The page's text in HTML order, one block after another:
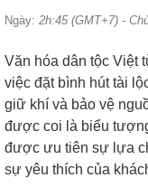
Ngày: 2h:45 (GMT+7) -
Văn hóa dân tộc Việt
việc đặt bình hút tài
giữ khí và bảo vệ
được coi là biểu
được ưu tiên sự lựa
sự yêu thích của